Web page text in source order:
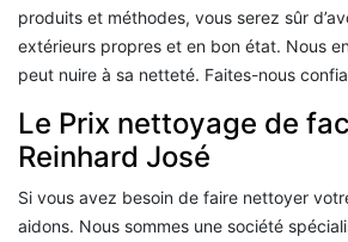
produits et méthodes, vous serez sûr
extérieurs propres et en bon état. Nous
peut nuire à sa netteté. Faites-nous
Le Prix nettoyage de
Reinhard José
Si vous avez besoin de faire nettoyer
aidons. Nous sommes une société